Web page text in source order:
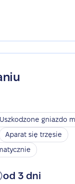
Uszkodzone gniazdo
Aparat się trzęsie
od 3 dni